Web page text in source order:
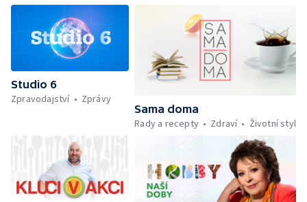
chytré vložky do bot pro běžce — Divácká
soutěž — Kniha veselých říkanek Hrátky se
zvířátky — Práce záchranářů v létě — Jak se
udržet v kondici v létě bez posilovny —
Škola hrou — Upoutávka na další vysílání —
Počasí + Zprávy — Mezinárodní folklórní
maso, vejce, mléčné výrobky a luštěniny —
Kniha veselých říkanek Hrátky se zvířátky —
Umělecký festival Pohoda 2026 —
Vyhodnocení ankety + ČT tipy —
Vyhodnocení divácké soutěže — Práce
záchranářů v létě
Studio 6
Zpravodajství
Zprávy
Sama doma
Rady a recepty
Zdraví Životní styl